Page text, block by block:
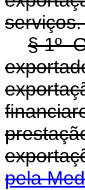
§ 1ºO
pela